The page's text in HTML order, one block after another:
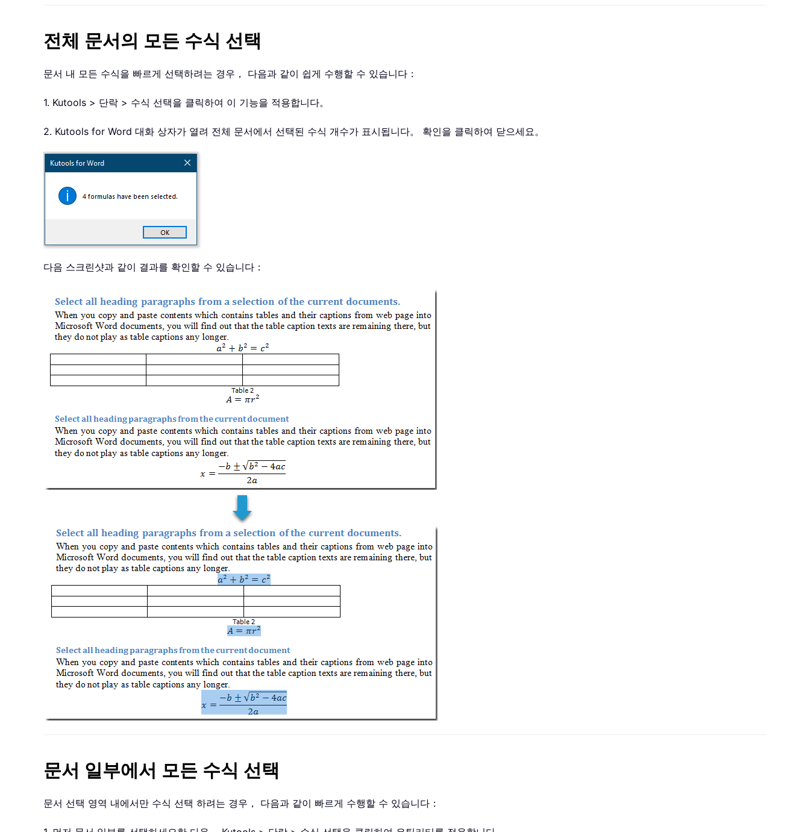
전체 문서의 모든 수식 선택
문서 내 모든 수식을 빠르게 선택하려는 경우， 다음과 같이 쉽게 수행할 수 있습니다：
1. Kutools > 단락 > 수식 선택을 클릭하여 이 기능을 적용합니다。
2. Kutools for Word 대화 상자가 열려 전체 문서에서 선택된 수식 개수가 표시됩니다。 확인을 클릭하여 닫으세요。
다음 스크린샷과 같이 결과를 확인할 수 있습니다：
문서 일부에서 모든 수식 선택
문서 선택 영역 내에서만 수식 선택 하려는 경우， 다음과 같이 빠르게 수행할 수 있습니다：